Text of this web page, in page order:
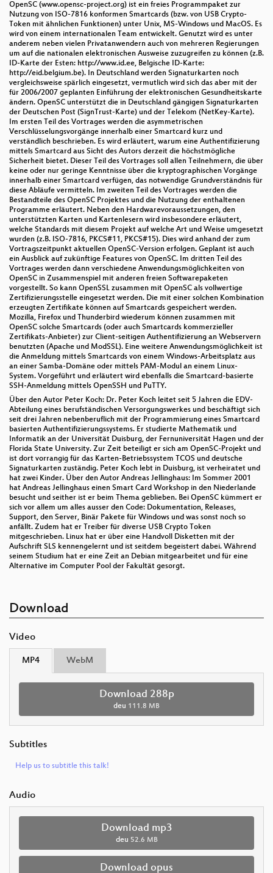
OpenSC (www.opensc-project.org) ist ein freies Programmpaket zur
Nutzung von ISO-7816 konformen Smartcards (bzw. von USB Crypto-
Token mit ähnlichen Funktionen) unter Unix, MS-Windows und MacOS. Es
wird von einem internationalen Team entwickelt. Genutzt wird es unter
anderem neben vielen Privatanwendern auch von mehreren Regierungen
um auf die nationalen elektronischen Ausweise zuzugreifen zu können (z.B.
ID-Karte der Esten: http://www.id.ee, Belgische ID-Karte:
http://eid.belgium.be). In Deutschland werden Signaturkarten noch
vergleichsweise spärlich eingesetzt, vermutlich wird sich das aber mit der
für 2006/2007 geplanten Einführung der elektronischen Gesundheitskarte
ändern. OpenSC unterstützt die in Deutschland gängigen Signaturkarten
der Deutschen Post (SignTrust-Karte) und der Telekom (NetKey-Karte).
Im ersten Teil des Vortrages werden die asymmetrischen
Verschlüsselungsvorgänge innerhalb einer Smartcard kurz und
verständlich beschrieben. Es wird erläutert, warum eine Authentifizierung
mittels Smartcard aus Sicht des Autors derzeit die höchstmögliche
Sicherheit bietet. Dieser Teil des Vortrages soll allen Teilnehmern, die über
keine oder nur geringe Kenntnisse über die kryptographischen Vorgänge
innerhalb einer Smartcard verfügen, das notwendige Grundverständnis für
diese Abläufe vermitteln. Im zweiten Teil des Vortrages werden die
Bestandteile des OpenSC Projektes und die Nutzung der enthaltenen
Programme erläutert. Neben den Hardwarevoraussetzungen, den
unterstützten Karten und Kartenlesern wird insbesondere erläutert,
welche Standards mit diesem Projekt auf welche Art und Weise umgesetzt
wurden (z.B. ISO-7816, PKCS#11, PKCS#15). Dies wird anhand der zum
Vortragszeitpunkt aktuellen OpenSC-Version erfolgen. Geplant ist auch
ein Ausblick auf zukünftige Features von OpenSC. Im dritten Teil des
Vortrages werden dann verschiedene Anwendungsmöglichkeiten von
OpenSC in Zusammenspiel mit anderen freien Softwarepaketen
vorgestellt. So kann OpenSSL zusammen mit OpenSC als vollwertige
Zertifizierungsstelle eingesetzt werden. Die mit einer solchen Kombination
erzeugten Zertifikate können auf Smartcards gespeichert werden.
Mozilla, Firefox und Thunderbird wiederum können zusammen mit
OpenSC solche Smartcards (oder auch Smartcards kommerzieller
Zertifikats-Anbieter) zur Client-seitigen Authentifizierung an Webservern
benutzten (Apache und ModSSL). Eine weitere Anwendungsmöglichkeit ist
die Anmeldung mittels Smartcards von einem Windows-Arbeitsplatz aus
an einer Samba-Domäne oder mittels PAM-Modul an einem Linux-
System. Vorgeführt und erläutert wird ebenfalls die Smartcard-basierte
SSH-Anmeldung mittels OpenSSH und PuTTY.
Über den Autor Peter Koch: Dr. Peter Koch leitet seit 5 Jahren die EDV-
Abteilung eines berufständischen Versorgungswerkes und beschäftigt sich
seit drei Jahren nebenberuflich mit der Programmierung eines Smartcard
basierten Authentifizierungssystems. Er studierte Mathematik und
Informatik an der Universität Duisburg, der Fernuniversität Hagen und der
Florida State University. Zur Zeit beteiligt er sich am OpenSC-Projekt und
ist dort vorrangig für das Karten-Betriebssystem TCOS und deutsche
Signaturkarten zuständig. Peter Koch lebt in Duisburg, ist verheiratet und
hat zwei Kinder. Über den Autor Andreas Jellinghaus: Im Sommer 2001
hat Andreas Jellinghaus einen Smart Card Workshop in den Niederlande
besucht und seither ist er beim Thema geblieben. Bei OpenSC kümmert er
sich vor allem um alles ausser den Code: Dokumentation, Releases,
Support, den Server, Binär Pakete für Windows und was sonst noch so
anfällt. Zudem hat er Treiber für diverse USB Crypto Token
mitgeschrieben. Linux hat er über eine Handvoll Disketten mit der
Aufschrift SLS kennengelernt und ist seitdem begeistert dabei. Während
seinem Studium hat er eine Zeit an Debian mitgearbeitet und für eine
Alternative im Computer Pool der Fakultät gesorgt.
Download
Video
MP4 WebM
Download 288p
deu 111.8 MB
Subtitles
Help us to subtitle this talk!
Audio
Download mp3
deu 52.6 MB
Download opus